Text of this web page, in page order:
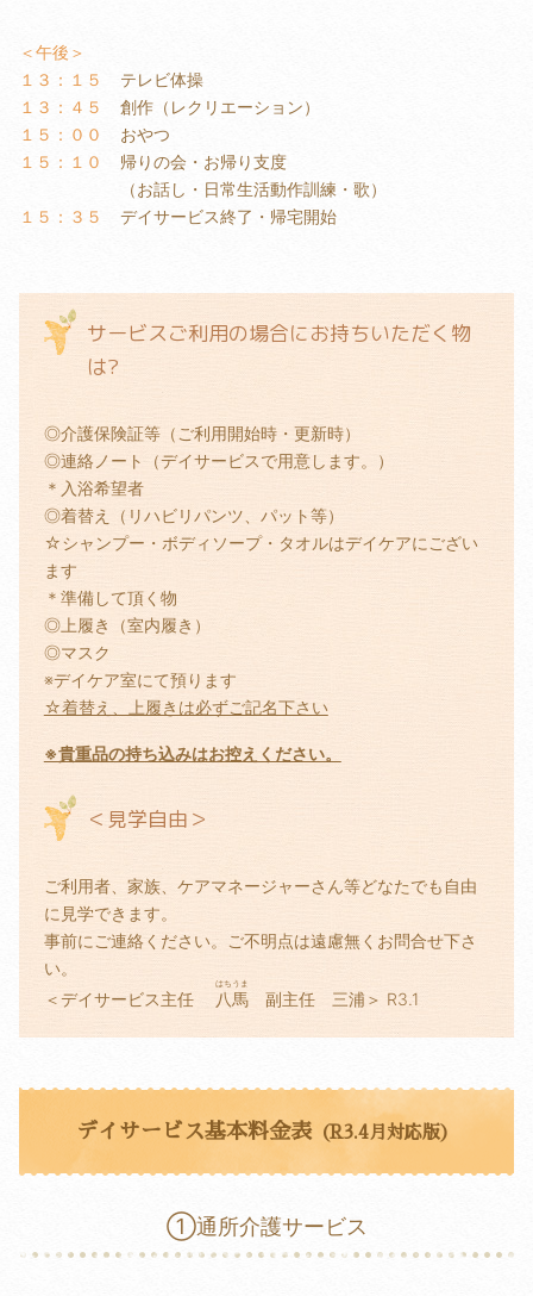
＜午後＞
１３：１５
テレビ体操
１３：４５
創作（レクリエーション）
１５：００
おやつ
１５：１０
帰りの会・お帰り支度
（お話し・日常生活動作訓練・歌）
１５：３５
デイサービス終了・帰宅開始
サービスご利用の場合にお持ちいただく物
は?
◎介護保険証等（ご利用開始時・更新時）
◎連絡ノート（デイサービスで用意します。）
＊入浴希望者
◎着替え（リハビリパンツ、パット等）
☆シャンプー・ボディソープ・タオルはデイケアにござい
ます
＊準備して頂く物
◎上履き（室内履き）
◎マスク
※デイケア室にて預ります
☆着替え、上履きは必ずご記名下さい
※貴重品の持ち込みはお控えください。
＜見学自由＞
ご利用者、家族、ケアマネージャーさん等どなたでも自由
に見学できます。
事前にご連絡ください。ご不明点は遠慮無くお問合せ下さ
い。
＜デイサービス主任
八馬
はちうま
副主任 三浦＞ R3.1
デイサービス基本料金表（R3.4月対応版）
①通所介護サービス